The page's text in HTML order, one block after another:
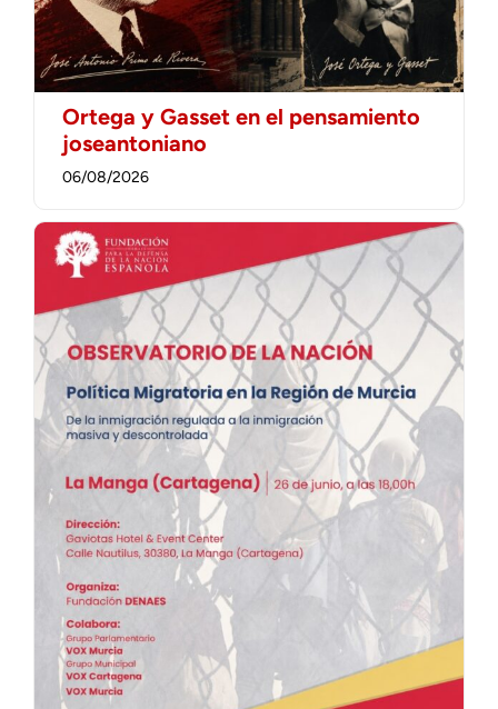
Ortega y Gasset en el pensamiento
joseantoniano
06/08/2026